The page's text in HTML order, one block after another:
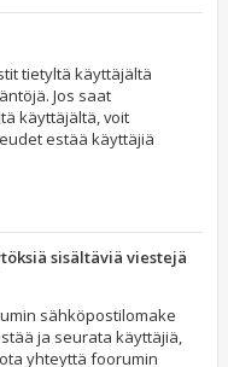
tietyltä käyttäjältä
Jos saat
käyttäjältä, voit
estää käyttäjiä
sisältäviä viestejä
sähköpostilomake
ja seurata käyttäjiä,
yhteyttä foorumin